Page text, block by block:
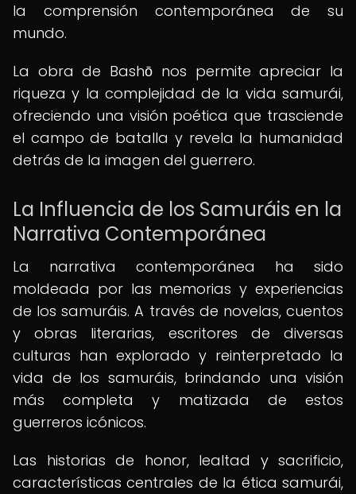
la comprensión contemporánea de su
mundo.
La obra de Bashō nos permite apreciar la
riqueza y la complejidad de la vida samurái,
ofreciendo una visión poética que trasciende
el campo de batalla y revela la humanidad
detrás de la imagen del guerrero.
La Influencia de los Samuráis en la
Narrativa Contemporánea
La narrativa contemporánea ha sido
moldeada por las memorias y experiencias
de los samuráis. A través de novelas, cuentos
y obras literarias, escritores de diversas
culturas han explorado y reinterpretado la
vida de los samuráis, brindando una visión
más completa y matizada de estos
guerreros icónicos.
Las historias de honor, lealtad y sacrificio,
características centrales de la ética samurái,